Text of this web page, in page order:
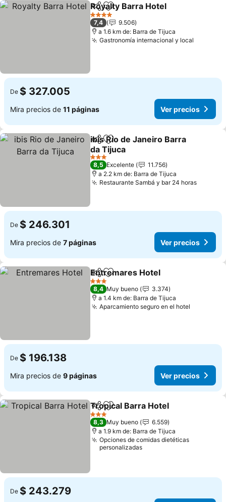
CompartirAgregar a favoritos
Royalty Barra Hotel
4 Estrellas
7,4
9.506
a 1.6 km de: Barra de Tijuca
Gastronomía internacional y local
De $ 327.005
Mira precios de 11 páginas Ver precios
CompartirAgregar a favoritos
ibis Rio de Janeiro Barra
da Tijuca
Ver precios
3 Estrellas
8,5 Excelente
11.756
a 2.2 km de: Barra de Tijuca
Restaurante Sambá y bar 24 horasVer
De $ 246.301
Mira precios de 7 páginas Ver precios
CompartirAgregar a favoritos
Entremares Hotel
3 Estrellas
8,4 Muy bueno
3.374
a 1.4 km de: Barra de Tijuca
Aparcamiento seguro en el hotel
De $ 196.138
Mira precios de 9 páginas Ver precios
Compartir
Agregar a favoritos
Tropical Barra Hotel
3 Estrellas
8,3 Muy bueno
6.559
a 1.9 km de: Barra de Tijuca
Opciones de comidas dietéticas
personalizadas
De $ 243.279